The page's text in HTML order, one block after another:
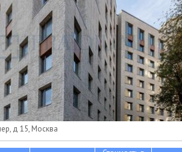
д 15, Москва